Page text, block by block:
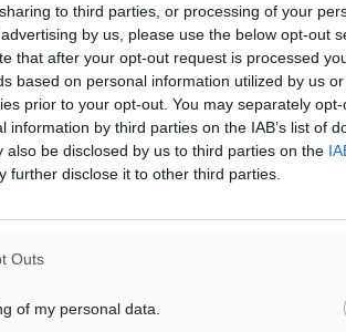
to third parties, or processing of your
by us, please use the below opt-out
that after your opt-out request is processed
based on personal information utilized by us
prior to your opt-out. You may separately
by third parties on the IAB’s list of
be disclosed by us to third parties on the
further disclose it to other third parties.
Outs
of my personal data.
★ ↗
Erasmus plus ka210 VET
Ο Δήμος Πάτμου
πρώτη φορά σε ευρωπαϊκό
διακρατικό πρόγραμμα
,σηματοδοτώντας…